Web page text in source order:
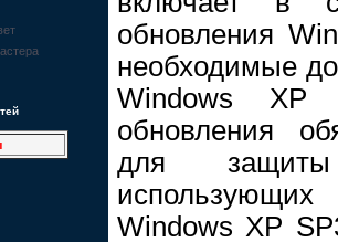
обновления
необходимые
Windows
обновления
для защиты
Windows XP